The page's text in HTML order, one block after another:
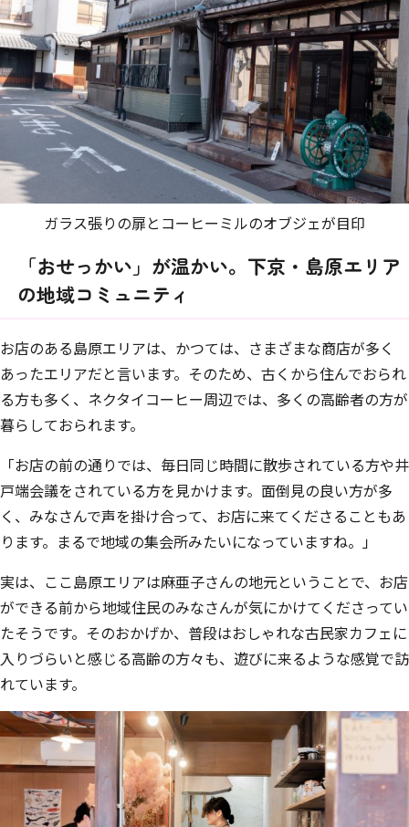
ガラス張りの扉とコーヒーミルのオブジェが目印
「おせっかい」が温かい。下京・島原エリア
の地域コミュニティ
お店のある島原エリアは、かつては、さまざまな商店が多く
あったエリアだと言います。そのため、古くから住んでおられ
る方も多く、ネクタイコーヒー周辺では、多くの高齢者の方が
暮らしておられます。
「お店の前の通りでは、毎日同じ時間に散歩されている方や井
戸端会議をされている方を見かけます。面倒見の良い方が多
く、みなさんで声を掛け合って、お店に来てくださることもあ
ります。まるで地域の集会所みたいになっていますね。」
実は、ここ島原エリアは麻亜子さんの地元ということで、お店
ができる前から地域住民のみなさんが気にかけてくださってい
たそうです。そのおかげか、普段はおしゃれな古民家カフェに
入りづらいと感じる高齢の方々も、遊びに来るような感覚で訪
れています。